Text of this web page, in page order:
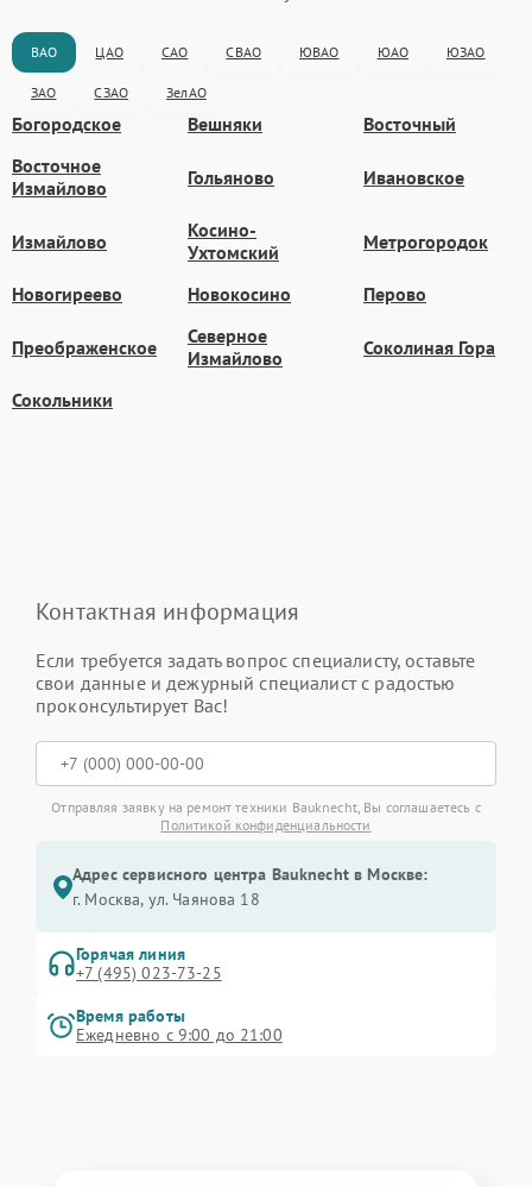
ВАО ЦАО САО СВАО ЮВАО ЮАО ЮЗАО
ЗАО СЗАО ЗелАО
Богородское Вешняки
Восточный
Восточное
Измайлово
Гольяново Ивановское
Измайлово
Косино-
Ухтомский
Метрогородок
Новогиреево Новокосино Перово
Преображенское
Северное
Измайлово
Соколиная Гора
Сокольники
Контактная информация
Если требуется задать вопрос специалисту, оставьте
свои данные и дежурный специалист с радостью
проконсультирует Вас!
Отправляя заявку на ремонт техники Bauknecht, Вы соглашаетесь с
Политикой конфиденциальности
Адрес сервисного центра Bauknecht в Москве:
г. Москва, ул. Чаянова 18
Горячая линия
+7 (495) 023-73-25
Время работы
Ежедневно с 9:00 до 21:00